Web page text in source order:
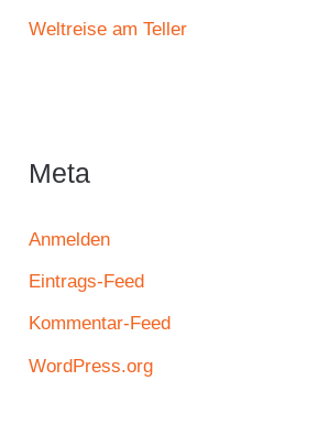
Weltreise am Teller
Meta
Anmelden
Eintrags-Feed
Kommentar-Feed
WordPress.org